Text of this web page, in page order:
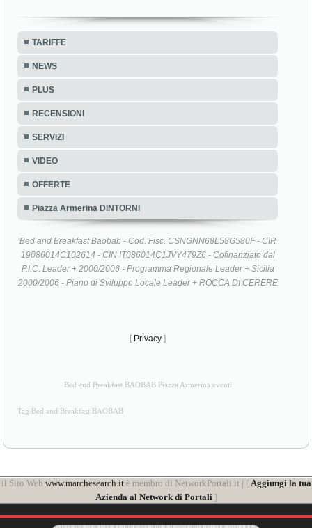
TARIFFE
NEWS
PLUS
RECENSIONI
SERVIZI
VIDEO
OFFERTE
Piazza Armerina DINTORNI
Bed and Breakfast Baobab - Cod. Fisc. CSNGNN68L58G580F - CIR
19086014C102614 - CIN IT086014C1JVY479Z6 - Cofinanziato dal
P.I.C. Leader + 2000/2006 - Programma Regionale Leader + Sicilia
2000/2006 - Piano di Sviluppo Locale Leader + ROCCA DI CERERE
[ Privacy ]
Bed and Breakfast BAOBAB Piazza Armerina eventi
Tag Bed and Breakfast BAOBAB
il Sito Web www.marchesearch.itè membro di NetworkPortali.it | [ Aggiungi la tua
Azienda al Network di Portali ]